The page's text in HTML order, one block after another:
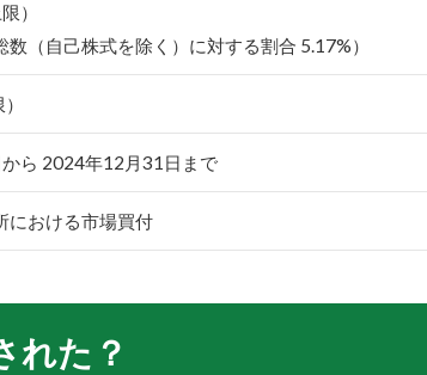
）
数（自己株式を除く）に対する割合 5.17%）
ら 2024年12月31日まで
における市場買付
れた？